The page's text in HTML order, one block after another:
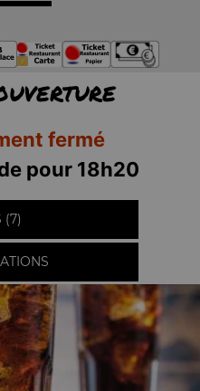
fermé
pour 18h20
(7)